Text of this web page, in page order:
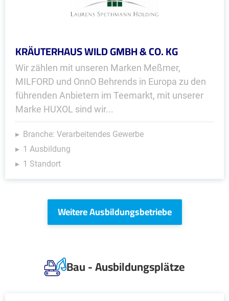
KRÄUTERHAUS WILD GMBH & CO. KG
Wir zählen mit unseren Marken Meßmer,
MILFORD und OnnO Behrends in Europa zu den
führenden Anbietern im Teemarkt, mit unserer
Marke HUXOL sind wir...
Branche: Verarbeitendes Gewerbe
1 Ausbildung
1 Standort
Weitere Ausbildungsbetriebe
Bau - Ausbildungsplätze